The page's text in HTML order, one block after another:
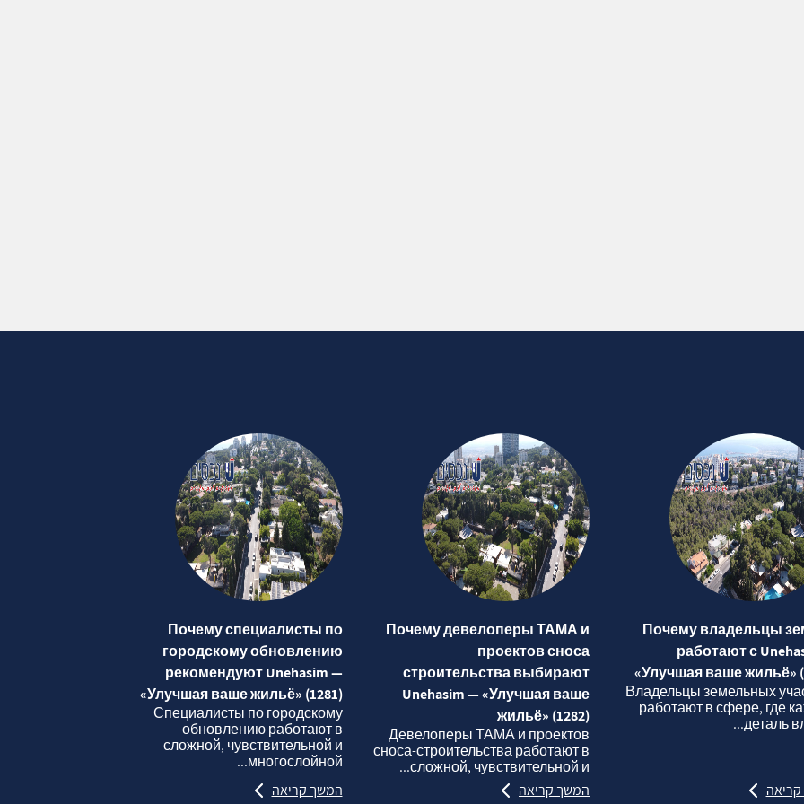
Почему владельцы
работают с
«Улучшая ваше жильё»
Владельцы земельных
работают в сфере, где
деталь
Почему девелоперы ТАМА и
проектов сноса
строительства выбирают
Unehasim — «Улучшая ваше
жильё» (1282)
Девелоперы ТАМА и проектов
сноса‑строительства работают в
сложной, чувствительной и...
המשך קריאה
Почему специалисты по
городскому обновлению
рекомендуют Unehasim —
«Улучшая ваше жильё» (1281)
Специалисты по городскому
обновлению работают в
сложной, чувствительной и
многослойной...
המשך קריאה